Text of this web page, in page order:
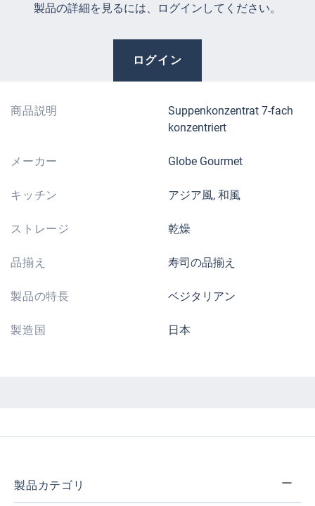
製品の詳細を見るには、ログインしてください。
ログイン
商品説明
Suppenkonzentrat 7-fach
konzentriert
メーカー Globe Gourmet
キッチン アジア風, 和風
ストレージ 乾燥
品揃え 寿司の品揃え
製品の特長 ベジタリアン
製造国 日本
製品カテゴリ